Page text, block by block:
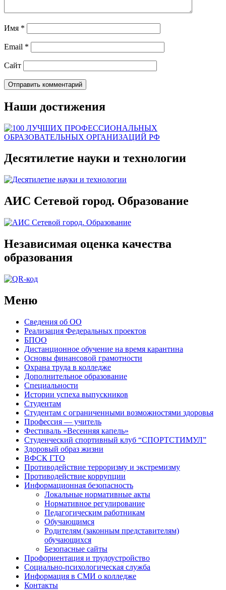
Имя *
Email *
Сайт
Наши достижения
Десятилетие науки и технологии
АИС Сетевой город. Образование
Независимая оценка качества
образования
Меню
Сведения об ОО
Реализация Федеральных проектов
БПОО
Дистанционное обучение на время карантина
Основы финансовой грамотности
Охрана труда в колледже
Дополнительное образование
Специальности
Истории успеха выпускников
Студентам
Студентам с ограниченными возможностями здоровья
Профессия — учитель
Фестиваль «Весенняя капель»
Студенческий спортивный клуб “СПОРТСТИМУЛ”
Здоровый образ жизни
ВФСК ГТО
Противодействие терроризму и экстремизму
Противодействие коррупции
Информационная безопасность
Локальные нормативные акты
Нормативное регулирование
Педагогическим работникам
Обучающимся
Родителям (законным представителям)
обучающихся
Безопасные сайты
Профориентация и трудоустройство
Социально-психологическая служба
Информация в СМИ о колледже
Контакты